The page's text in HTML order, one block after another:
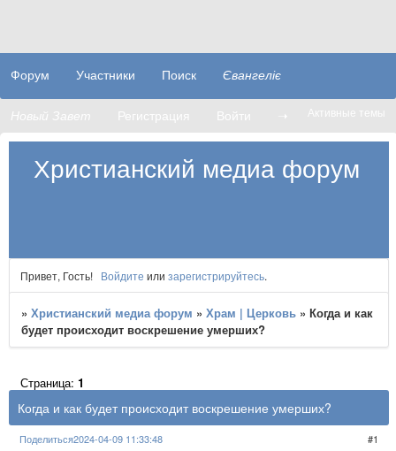
Христианский медиа форум
Форум Участники Поиск Євангеліє
Новый Завет Регистрация Войти ➝ Активные темы
Привет, Гость! Войдите или зарегистрируйтесь.
»Христианский медиа форум »Храм | Церковь »Когда и как
будет происходит воскрешение умерших?
Когда и как будет происходит воскрешение умерших?
Страница:1
Поделиться 1
2024-04-09 11:33:48